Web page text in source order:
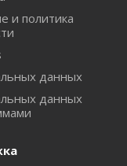
и политика
данных
данных